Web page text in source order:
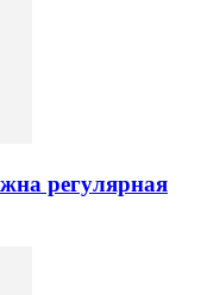
регулярная